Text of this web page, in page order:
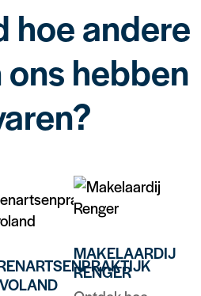
hoe andere
hebben
MAKELAARDIJ
RENGER